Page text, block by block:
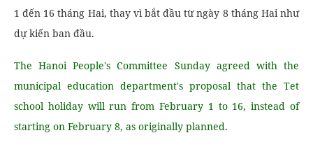
1 đến 16 tháng Hai, thay vì bắt đầu từ ngày 8 tháng Hai như
dự kiến ​​ban đầu.
The Hanoi People's Committee Sunday agreed with the
municipal education department's proposal that the Tet
school holiday will run from February 1 to 16, instead of
starting on February 8, as originally planned.